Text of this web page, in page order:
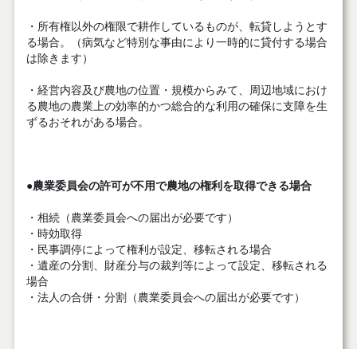
・所有権以外の権限で耕作しているものが、転貸しようとす
る場合。（病気など特別な事由により一時的に貸付する場合
は除きます）
・経営内容及び農地の位置・規模からみて、周辺地域におけ
る農地の農業上の効率的かつ総合的な利用の確保に支障を生
ずるおそれがある場合。
●農業委員会の許可が不用で農地の権利を取得できる場合
・相続（農業委員会への届出が必要です）
・時効取得
・民事調停によって権利が設定、移転される場合
・遺産の分割、財産分与の裁判等によって設定、移転される
場合
・法人の合併・分割（農業委員会への届出が必要です）